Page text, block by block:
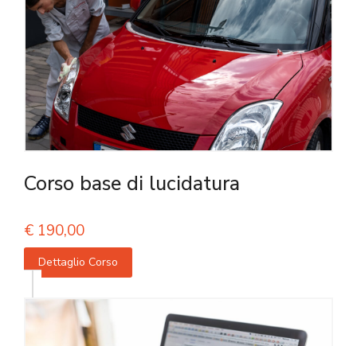
Corso base di lucidatura
€ 190,00
Dettaglio Corso